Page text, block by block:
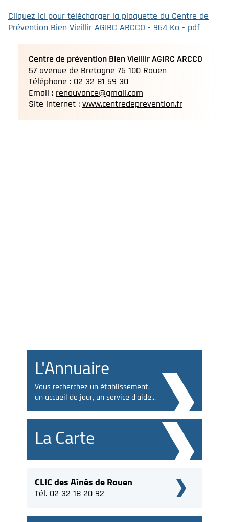
Cliquez ici pour télécharger la plaquette du Centre de
Prévention Bien Vieillir AGIRC ARCCO - 964 Ko - pdf
Centre de prévention Bien Vieillir AGIRC ARCCO
57 avenue de Bretagne 76 100 Rouen
Téléphone : 02 32 81 59 30
Email : renouvance@gmail.com
Site internet : www.centredeprevention.fr
L'Annuaire
Vous recherchez un établissement,
un accueil de jour, un service d'aide...
La Carte
CLIC des Aînés de Rouen
Tél. 02 32 18 20 92